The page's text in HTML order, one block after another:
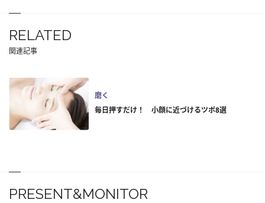
RELATED
関連記事
磨く
毎日押すだけ！ 小顔に近づけるツボ8選
PRESENT&MONITOR